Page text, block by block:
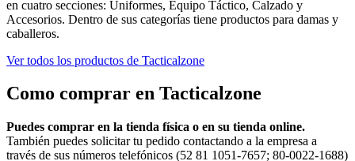
en cuatro secciones: Uniformes, Equipo Táctico, Calzado y
Accesorios. Dentro de sus categorías tiene productos para damas y
caballeros.
Ver todos los productos de Tacticalzone
Como comprar en Tacticalzone
Puedes comprar en la tienda física o en su tienda online.
También puedes solicitar tu pedido contactando a la empresa a
través de sus números telefónicos (52 81 1051-7657; 80-0022-1688)